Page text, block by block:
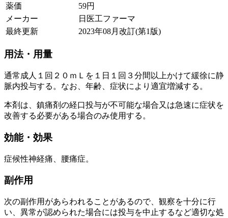
薬価
59円
メーカー
日医工ファーマ
最終更新
2023年08月改訂(第1版)
用法・用量
通常成人１回２０ｍＬを１日１回３分間以上かけて緩徐に静
脈内投与する。なお、年齢、症状により適宜増減する。
本剤は、鎮痛剤の経口投与が不可能な場合又は急速に症状を
改善する必要がある場合のみ使用する。
効能・効果
症候性神経痛、腰痛症。
副作用
次の副作用があらわれることがあるので、観察を十分に行
い、異常が認められた場合には投与を中止するなど適切な処